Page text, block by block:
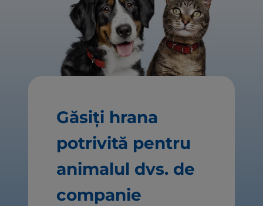
Găsiți hrana
potrivită pentru
animalul dvs. de
companie